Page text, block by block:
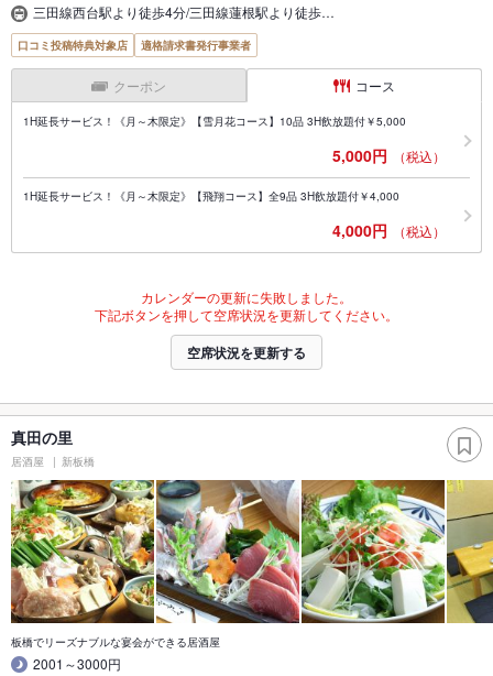
三田線西台駅より徒歩4分/三田線蓮根駅より徒歩…
口コミ投稿特典対象店 適格請求書発行事業者
クーポン コース
1H延長サービス！《月～木限定》【雪月花コース】10品 3H飲放題付￥5,000
5,000円 （税込）
1H延長サービス！《月～木限定》【飛翔コース】全9品 3H飲放題付￥4,000
4,000円 （税込）
カレンダーの更新に失敗しました。
下記ボタンを押して空席状況を更新してください。
空席状況を更新する
真田の里
居酒屋 新板橋
板橋でリーズナブルな宴会ができる居酒屋
2001～3000円